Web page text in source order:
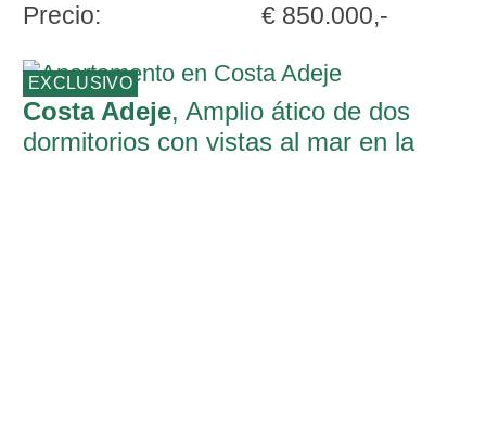
Precio:
€ 850.000,-
EXCLUSIVO
Costa Adeje, Amplio ático de dos
dormitorios con vistas al mar en la